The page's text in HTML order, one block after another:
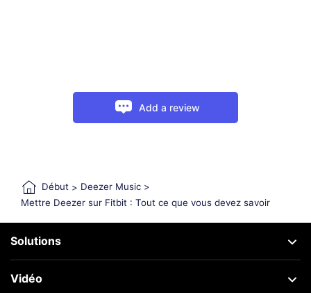
Add a review
Début > Deezer Music >
Mettre Deezer sur Fitbit : Tout ce que vous devez savoir
Solutions
Vidéo